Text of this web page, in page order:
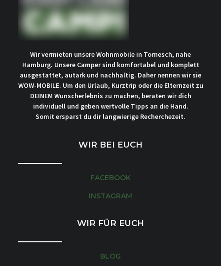
Wir vermieten unsere Wohnmobile in Tornesch, nahe
Hamburg. Unsere Camper sind komfortabel und komplett
ausgestattet, autark und nachhaltig. Daher nennen wir sie
WOW-MOBILE. Um den Urlaub, Kurztrip oder die Elternzeit zu
DEINEM Wunscherlebnis zu machen, beraten wir dich
individuell und geben wertvolle Tipps an die Hand.
Somit ersparst du dir langwierige Recherchezeit.
WIR BEI EUCH
FACEBOOK
INSTAGRAM
WIR FÜR EUCH
BLOG